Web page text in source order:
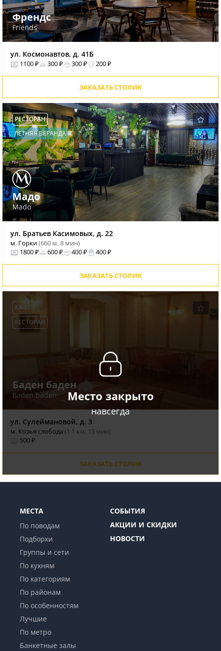
Френдс
Friends
ул. Космонавтов, д. 41Б
1100 ₽ 300 ₽ 300 ₽ 200 ₽
ЗАКАЗАТЬ СТОЛИК
РЕСТОРАН
ЛЕТНЯЯ ВЕРАНДА
Мадо
Mado
ул. Братьев Касимовых, д. 22
м. Горки(660 м, 8 мин)
1800 ₽
600 ₽ 400 ₽ 400 ₽
ЗАКАЗАТЬ СТОЛИК
Место закрыто
навсегда
КАФЕ
РЕСТОРАН
Баден баден
Baden baden
ул. Сулеймановой, д. 3
м. Козья слобода (1.1 км, 13 мин)
500 ₽
ЗАКАЗАТЬ СТОЛИК
МЕСТА
По поводам
Подборки
Группы и сети
По кухням
По категориям
По районам
По особенностям
Лучшие
По метро
Банкетные залы
СОБЫТИЯ
АКЦИИ И СКИДКИ
НОВОСТИ